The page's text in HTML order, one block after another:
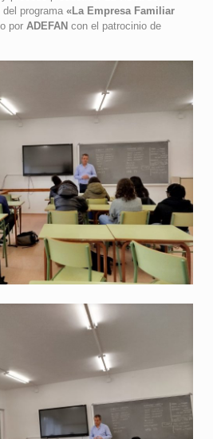
programa «La Empresa Familiar
por ADEFAN con el patrocinio de